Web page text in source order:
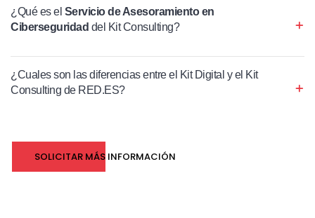
¿Qué es el Servicio de Asesoramiento en
Ciberseguridad del Kit Consulting?
¿Cuales son las diferencias entre el Kit Digital y el Kit
Consulting de RED.ES?
SOLICITAR MÁS INFORMACIÓN